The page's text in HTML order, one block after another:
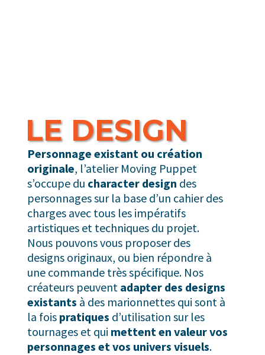
LE DESIGN
Personnage existant ou création
originale, l’atelier Moving Puppet
s’occupe du character design des
personnages sur la base d’un cahier des
charges avec tous les impératifs
artistiques et techniques du projet.
Nous pouvons vous proposer des
designs originaux, ou bien répondre à
une commande très spécifique. Nos
créateurs peuvent adapter des designs
existants à des marionnettes qui sont à
la fois pratiques d’utilisation sur les
tournages et qui mettent en valeur vos
personnages et vos univers visuels.